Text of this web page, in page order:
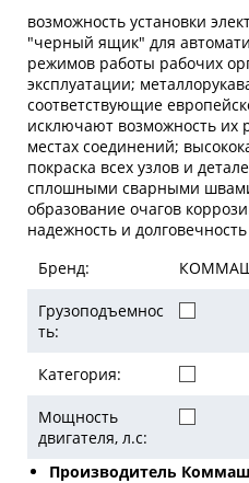
возможность установки
"черный ящик" для
режимов работы рабочих
эксплуатации;
соответствующие
исключают возможность их
местах соединений;
покраска всех узлов и
сплошными сварными
образование очагов
надежность и
Бренд:
КОММАШ
Грузоподъемнос
ть:
Категория:
Мощность
двигателя, л.с:
Производитель